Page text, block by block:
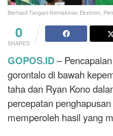
Berhasil Tangani Kemiskinan Ekstrem,
0
SHARES
GOPOS.ID–
gorontalo di bawah
taha dan Ryan Kono
percepatan
memperoleh hasil yang